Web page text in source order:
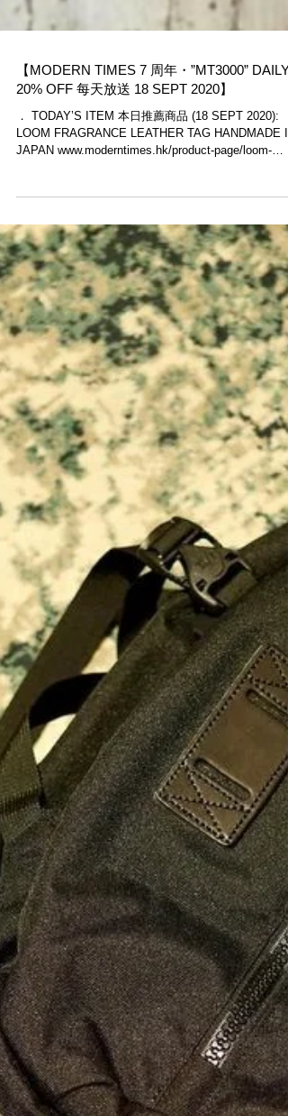
【MODERN TIMES 7 周年・”MT3000” DAILY
20% OFF 每天放送 18 SEPT 2020】
． TODAY’S ITEM 本日推薦商品 (18 SEPT 2020):
LOOM FRAGRANCE LEATHER TAG HANDMADE
JAPAN www.moderntimes.hk/product-page/loom-
fragrance-leather...